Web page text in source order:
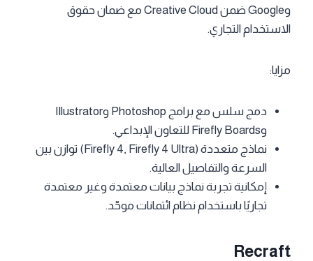
وGoogle ضمن Creative Cloud مع ضمان حقوق
الاستخدام التجاري.
مزايا:
دمج سلس مع برامج Photoshop وIllustrator
وFirefly Boards للتعاون الإبداعي.
نماذج متعددة (Firefly 4, Firefly 4 Ultra) توازن بين
السرعة والتفاصيل العالية.
إمكانية تجربة نماذج بيانات معتمدة وغير معتمدة
تجاريًا باستخدام نظام ائتمانات موحّد.
Recraft